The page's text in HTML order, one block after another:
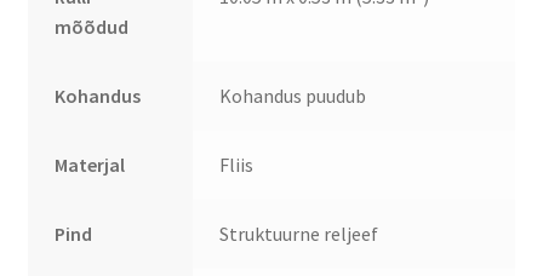
mõõdud
Kohandus Kohandus puudub
Materjal Fliis
Pind Struktuurne reljeef